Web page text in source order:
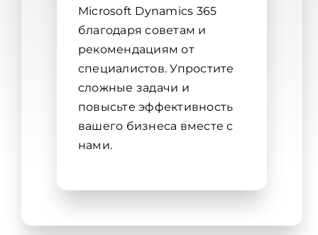
Microsoft Dynamics 365
благодаря советам и
рекомендациям от
специалистов. Упростите
сложные задачи и
повысьте эффективность
вашего бизнеса вместе с
нами.